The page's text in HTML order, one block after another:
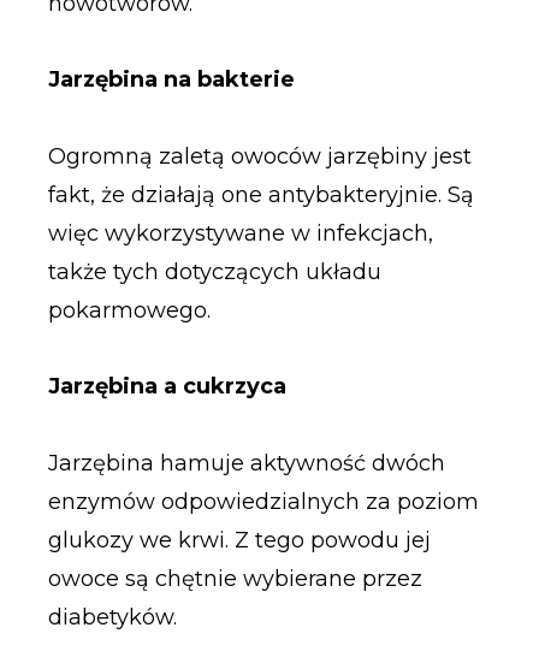
Jarzębina na bakterie
Ogromną zaletą owoców jarzębiny jest
fakt, że działają one antybakteryjnie. Są
więc wykorzystywane w infekcjach,
także tych dotyczących układu
pokarmowego.
Jarzębina a cukrzyca
Jarzębina hamuje aktywność dwóch
enzymów odpowiedzialnych za poziom
glukozy we krwi. Z tego powodu jej
owoce są chętnie wybierane przez
diabetyków.